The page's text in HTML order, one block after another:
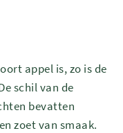
appel is, zo is de
schil van de
bevatten
zoet van smaak.